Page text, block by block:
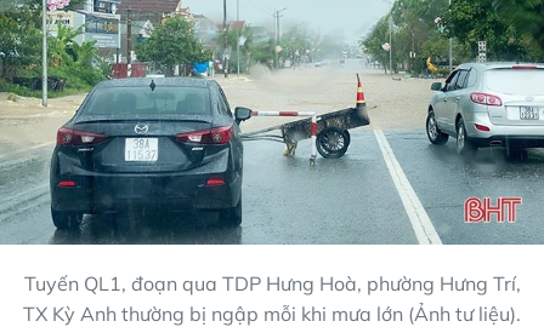
Tuyến QL1, đoạn qua TDP Hưng Hoà, phường Hưng Trí,
TX Kỳ Anh thường bị ngập mỗi khi mưa lớn (Ảnh tư liệu).